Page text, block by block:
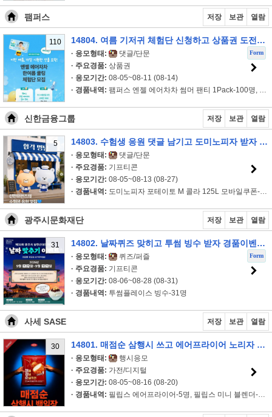
팸퍼스 저장 보관 열람
110 14804. 여름 기저귀 체험단 신청하고 상품권 도전하자 이벤트!!
· 응모형태:
댓글/단문
· 주요경품: 상품권
· 응모기간: 08-05~08-11 (08-14)
· 경품내역: 팸퍼스 엔젤 에어차차 썸머 팬티 1Pack-100명, 팸퍼스 엔젤 에어차..
Form
신한금융그룹 저장 보관 열람
5 14803. 수험생 응원 댓글 남기고 도미노피자 받자 이벤트!!
· 응모형태:
댓글/단문
· 주요경품: 기프티콘
· 응모기간: 08-05~08-13 (08-27)
· 경품내역: 도미노피자 포테이토 M 콜라 125L 모바일쿠폰-5명
광주시문화재단 저장 보관 열람
31 14802. 날짜퀴즈 맞히고 투썸 빙수 받자 경품이벤트!!
· 응모형태:
퀴즈/퍼즐
· 주요경품: 기프티콘
· 응모기간: 08-06~08-28 (08-31)
· 경품내역: 투썸플레이스 빙수-31명
Form
사세 SASE 저장 보관 열람
30 14801. 매점순 삼행시 쓰고 에어프라이어 노리자 이벤트!!
· 응모형태:
행시응모
· 주요경품: 가전/디지털
· 응모기간: 08-05~08-16 (08-20)
· 경품내역: 필립스 에어프라이어-5명, 필립스 미니 블렌더-5명, 매점순 1봉-2..